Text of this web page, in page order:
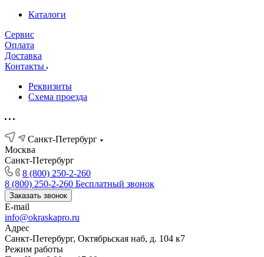
Каталоги
Сервис
Оплата
Доставка
Контакты
Реквизиты
Схема проезда
Санкт-Петербург
Москва
Санкт-Петербург
8 (800) 250-2-260
8 (800) 250-2-260 Бесплатный звонок
Заказать звонок
E-mail
info@okraskapro.ru
Адрес
Санкт-Петербург, Октябрьская наб, д. 104 к7
Режим работы